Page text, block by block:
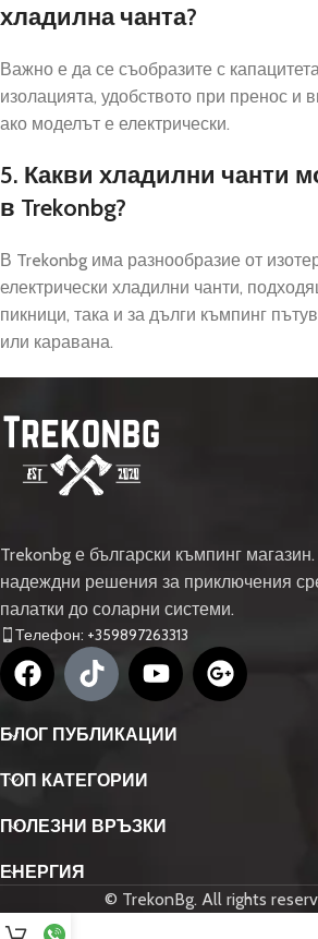
хладилна чанта?
Важно е да се съобразите с
изолацията, удобството при пренос и
ако моделът е електрически.
5. Какви хладилни чанти
в Trekonbg?
В Trekonbg има разнообразие от
електрически хладилни чанти,
пикници, така и за дълги къмпинг
или каравана.
Trekonbg е български къмпинг
надеждни решения за приключения
палатки до соларни системи.
Телефон: +359897263313
БЛОГ ПУБЛИКАЦИИ
ТОП КАТЕГОРИИ
ПОЛЕЗНИ ВРЪЗКИ
ЕНЕРГИЯ
© TrekonBg. All rights